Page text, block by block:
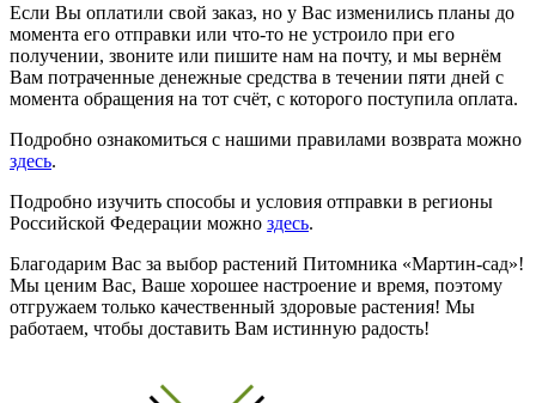
Если Вы оплатили свой заказ, но у Вас изменились планы до
момента его отправки или что-то не устроило при его
получении, звоните или пишите нам на почту, и мы вернём
Вам потраченные денежные средства в течении пяти дней с
момента обращения на тот счёт, с которого поступила оплата.
Подробно ознакомиться с нашими правилами возврата можно
здесь.
Подробно изучить способы и условия отправки в регионы
Российской Федерации можно здесь.
Благодарим Вас за выбор растений Питомника «Мартин-сад»!
Мы ценим Вас, Ваше хорошее настроение и время, поэтому
отгружаем только качественный здоровые растения! Мы
работаем, чтобы доставить Вам истинную радость!